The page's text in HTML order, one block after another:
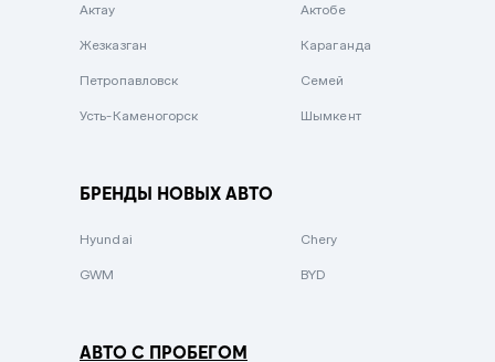
Зеленый металлик
Актау Актобе
Жезказган Караганда
Петропавловск Семей
Усть-Каменогорск Шымкент
БРЕНДЫ НОВЫХ АВТО
Hyundai Chery
GWM BYD
АВТО С ПРОБЕГОМ